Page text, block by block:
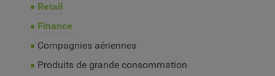
Retail
Finance
Compagnies aériennes
Produits de grande consommation